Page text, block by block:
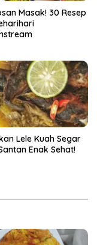
Masak! 30 Resep
Lele Kuah Segar
Enak Sehat!